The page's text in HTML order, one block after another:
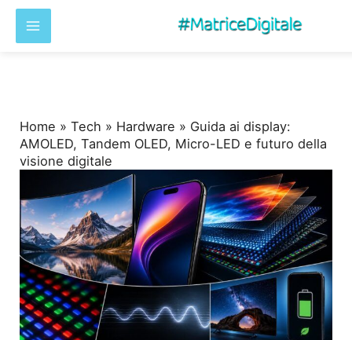
Home »Tech » Hardware » Guida ai display:
AMOLED, Tandem OLED, Micro-LED e futuro della
visione digitale